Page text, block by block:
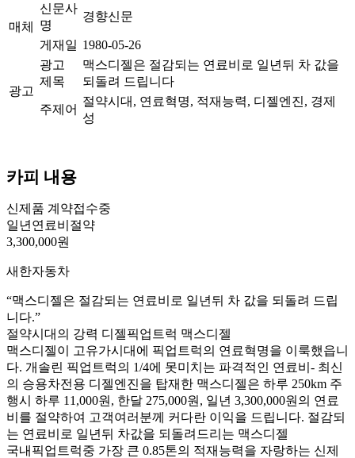
매체
신문사
명
경향신문
게재일 1980-05-26
광고
광고
제목
맥스디젤은 절감되는 연료비로 일년뒤 차 값을
되돌려 드립니다
주제어
절약시대, 연료혁명, 적재능력, 디젤엔진, 경제
성
카피 내용
신제품 계약접수중
일년연료비절약
3,300,000원
새한자동차
“맥스디젤은 절감되는 연료비로 일년뒤 차 값을 되돌려 드립
니다.”
절약시대의 강력 디젤픽업트럭 맥스디젤
맥스디젤이 고유가시대에 픽업트럭의 연료혁명을 이룩했읍니
다. 개솔린 픽업트럭의 1/4에 못미치는 파격적인 연료비- 최신
의 승용차전용 디젤엔진을 탑재한 맥스디젤은 하루 250km 주
행시 하루 11,000원, 한달 275,000원, 일년 3,300,000원의 연료
비를 절약하여 고객여러분께 커다란 이익을 드립니다. 절감되
는 연료비로 일년뒤 차값을 되돌려드리는 맥스디젤
국내픽업트럭중 가장 큰 0.85톤의 적재능력을 자랑하는 신제